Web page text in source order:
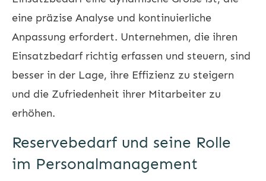
eine präzise Analyse und kontinuierliche
Anpassung erfordert. Unternehmen, die ihren
Einsatzbedarf richtig erfassen und steuern, sind
besser in der Lage, ihre Effizienz zu steigern
und die Zufriedenheit ihrer Mitarbeiter zu
erhöhen.
Reservebedarf und seine Rolle
im Personalmanagement